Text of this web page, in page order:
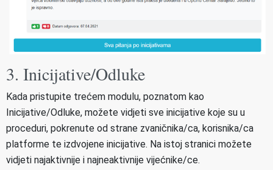
3. Inicijative/Odluke
Kada pristupite trećem modulu, poznatom kao
Inicijative/Odluke, možete vidjeti sve inicijative koje su u
proceduri, pokrenute od strane zvaničnika/ca, korisnika/ca
platforme te izdvojene inicijative. Na istoj stranici možete
vidjeti najaktivnije i najneaktivnije vijećnike/ce.